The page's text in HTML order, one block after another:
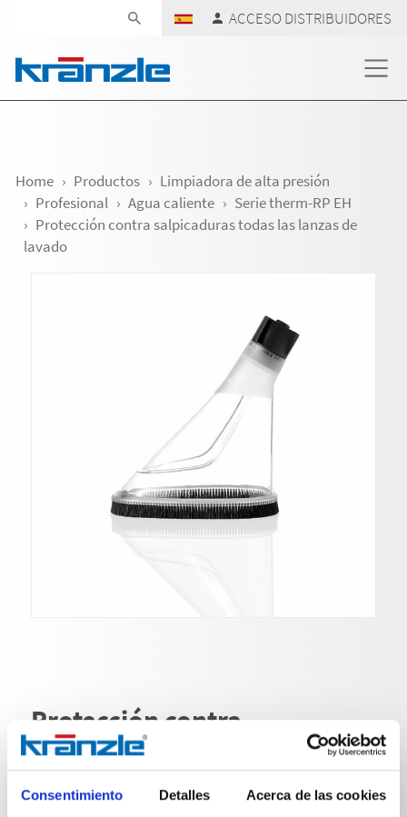
Consentimiento Detalles Acerca de las cookies
ACCESO DISTRIBUIDORES
Home Productos
Limpiadora de alta presión
Profesional
Agua caliente
Serie therm-RP EH
Protección contra salpicaduras todas las lanzas de
lavado
Protección contra
salpicaduras todas las
lanzas de lavado